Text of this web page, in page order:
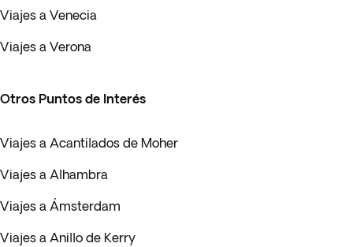
Viajes a Venecia
Viajes a Verona
Otros Puntos de Interés
Viajes a Acantilados de Moher
Viajes a Alhambra
Viajes a Ámsterdam
Viajes a Anillo de Kerry